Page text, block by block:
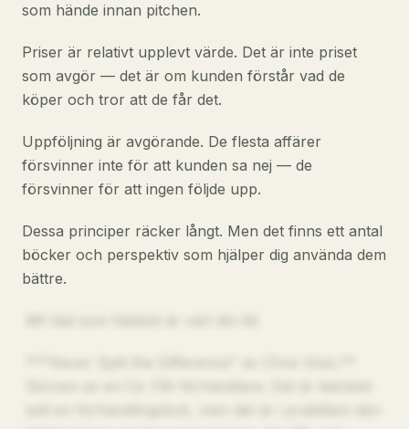
som hände innan pitchen.
Priser är relativt upplevt värde. Det är inte priset
som avgör — det är om kunden förstår vad de
köper och tror att de får det.
Uppföljning är avgörande. De flesta affärer
försvinner inte för att kunden sa nej — de
försvinner för att ingen följde upp.
Dessa principer räcker långt. Men det finns ett antal
böcker och perspektiv som hjälper dig använda dem
bättre.